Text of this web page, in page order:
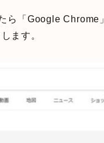
ら「Google Chrome
ます。